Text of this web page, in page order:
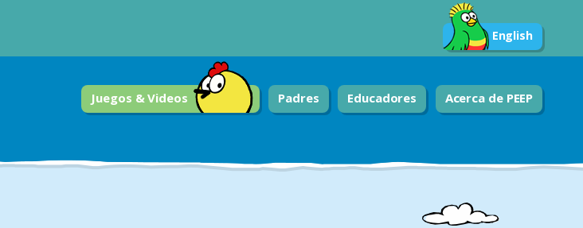
English
Juegos & Videos Padres Educadores Acerca de PEEP